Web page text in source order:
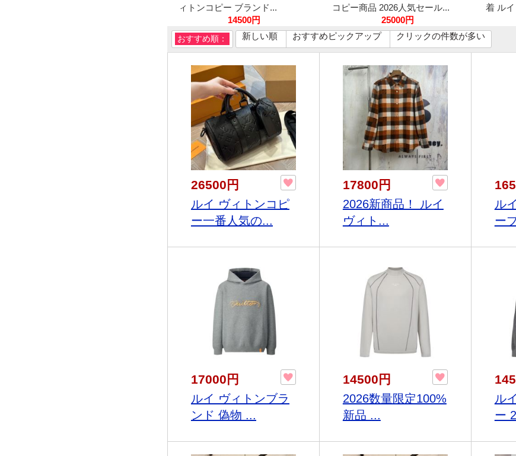
ィトンコピー ブランド...
14500円
コピー商品 2026人気セール...
25000円
着 ル
おすすめ順： 新しい順 おすすめピックアップ クリックの件数が多い
26500円
ルイ ヴィトンコピ
ー一番人気の...
17800円
2026新商品！ ルイ
ヴィト...
ル
ー
17000円
ルイ ヴィトンブラ
ンド 偽物 ...
14500円
2026数量限定100%
新品 ...
ル
ー